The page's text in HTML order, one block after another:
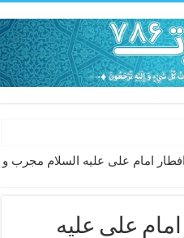
رضا (ع) – دعای شفای بیمار از
– دعای دفع بلا در قرآن
قوی برای جلوگیری از اندوه و
امام علی علیه السلام مجرب و
علی علیه